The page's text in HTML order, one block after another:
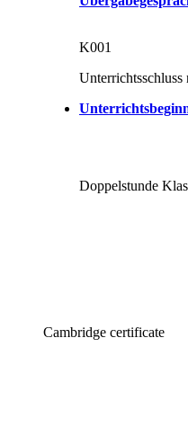
K001
Unterrichtsschluss
Doppelstunde
Cambridge certificate